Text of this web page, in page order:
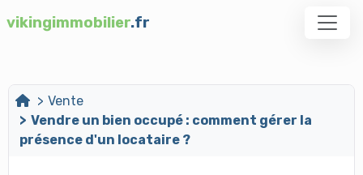
vikingimmobilier.fr
Vente
Vendre un bien occupé : comment gérer la
présence d'un locataire ?